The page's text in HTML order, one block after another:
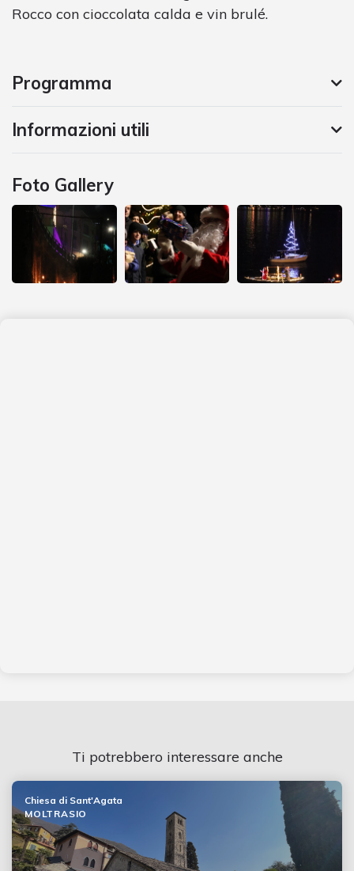
Rocco con cioccolata calda e vin brulé.
Programma
Informazioni utili
Foto Gallery
Ti potrebbero interessare anche
Chiesa di Sant'Agata
MOLTRASIO